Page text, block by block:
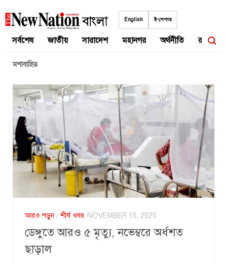
to
English ই-পেপার
সর্বশেষ জাতীয় সারাদেশ মহানগর অর্থনীতি রাজনীতি
মশাবাহিত
আরও পড়ুন/শীর্ষ খবর NOVEMBER 15, 2025
ডেঙ্গুতে আরও ৫ মৃত্যু, নভেম্বরে অর্ধশত
ছাড়াল